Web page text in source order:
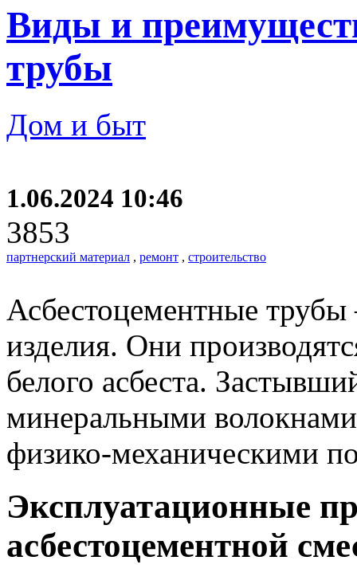
Виды и
трубы
Дом и быт
1.06.2024 10:46
3853
партнерский материал , ремонт , строительство
Асбестоцементные
изделия. Они
белого асбеста.
минеральными
физико-механическими
Эксплуатационные
асбестоцементной